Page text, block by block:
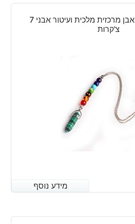
תליון ושרשרת מאבן מרכזית מלכית ועיטור אבני 7
צ'קרות
מידע נוסף
מידע נוסף